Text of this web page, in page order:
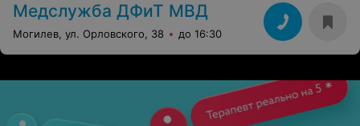
Медслужба ДФиТ МВД
Могилев, ул. Орловского, 38 до 16:30